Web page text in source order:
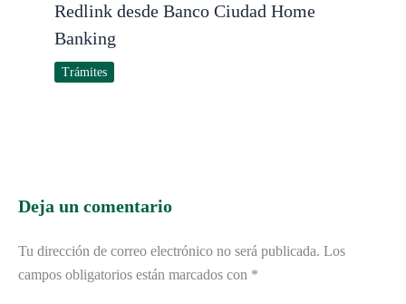
Redlink desde Banco Ciudad Home
Banking
Trámites
Deja un comentario
Tu dirección de correo electrónico no será publicada. Los
campos obligatorios están marcados con *